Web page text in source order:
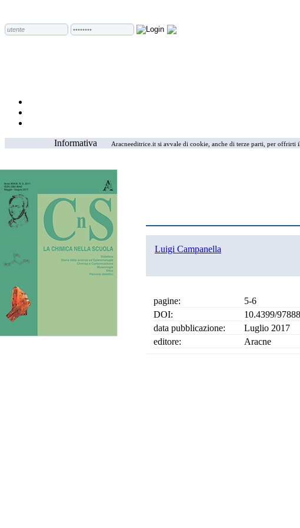
Informativa
Aracneeditrice.it si avvale di cookie, anche di terze parti, per
Luigi Campanella
pagine:
5-6
DOI:
10.4399/
data pubblicazione:
Luglio 2017
editore:
Aracne